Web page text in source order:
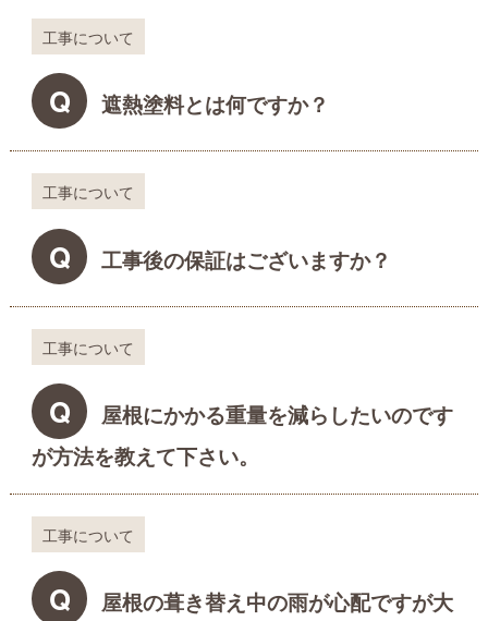
工事について
Q 遮熱塗料とは何ですか？
工事について
Q 工事後の保証はございますか？
工事について
Q
屋根にかかる重量を減らしたいのです
が方法を教えて下さい。
工事について
Q
屋根の葺き替え中の雨が心配ですが大